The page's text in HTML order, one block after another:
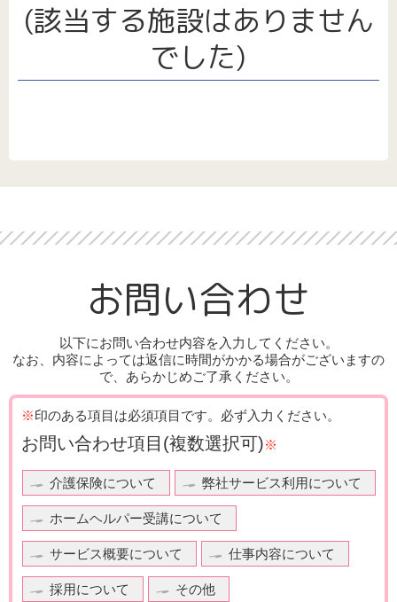
介護保険外サービス全般
(該当する施設はありません
でした)
お問い合わせ
以下にお問い合わせ内容を入力してください。
なお、内容によっては返信に時間がかかる場合がございますの
で、あらかじめご了承ください。
※印のある項目は必須項目です。 必ず入力ください。
お問い合わせ項目 (複数選択可)※
介護保険について 弊社サービス利用について
ホームヘルパー受講について
サービス概要について 仕事内容について
採用について その他